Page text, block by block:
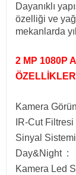
Dayanıklı
özelliği ve
mekanlarda
2 MP 1080P
ÖZELLİKLERİ
Kamera
IR-Cut
Sinyal
Day&Night :
Kamera Led